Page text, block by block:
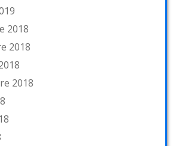
2018
2018
2018